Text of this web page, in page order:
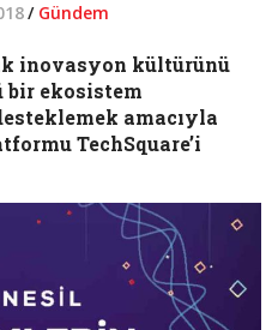
/ Gündem
inovasyon kültürünü
bir ekosistem
amacıyla
TechSquare’i